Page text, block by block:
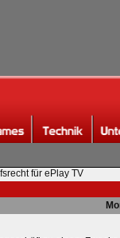
für ePlay TV